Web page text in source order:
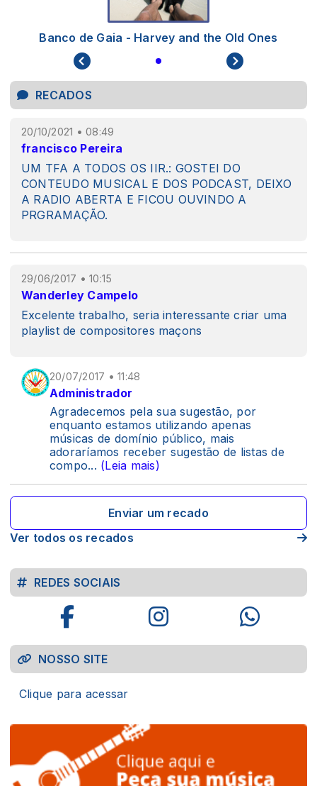
Banco de Gaia - Harvey and the Old Ones
RECADOS
francisco Pereira
20/10/2021 • 08:49
UM TFA A TODOS OS IIR.: GOSTEI DO
CONTEUDO MUSICAL E DOS PODCAST, DEIXO
A RADIO ABERTA E FICOU OUVINDO A
PRGRAMAÇÃO.
Wanderley Campelo
29/06/2017 • 10:15
Excelente trabalho, seria interessante criar uma
playlist de compositores maçons
Administrador
20/07/2017 • 11:48
Agradecemos pela sua sugestão, por
enquanto estamos utilizando apenas
músicas de domínio público, mais
adoraríamos receber sugestão de listas de
compo... (Leia mais)
Enviar um recado
Ver todos os recados
REDES SOCIAIS
NOSSO SITE
Clique para acessar